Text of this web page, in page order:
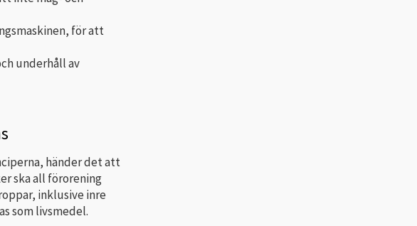
för att
underhåll av
händer det att
ska all förorening
inklusive inre
som livsmedel.